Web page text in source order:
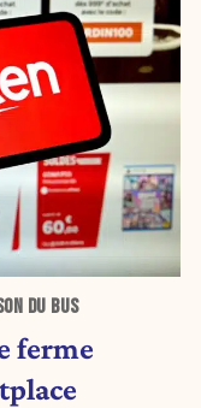
DU BUS
ferme